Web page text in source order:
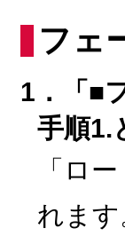
フェ
1．「■
手順1.
「ロ
れます